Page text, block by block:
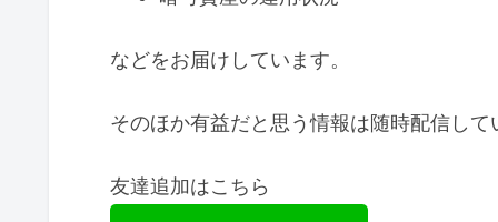
などをお届けしています。
そのほか有益だと思う情報は随時配信して
友達追加はこちら